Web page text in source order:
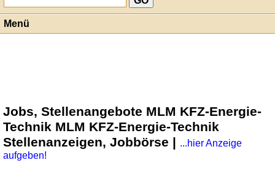
Menü
Jobs, Stellenangebote MLM KFZ-Energie-
Technik MLM KFZ-Energie-Technik
Stellenanzeigen, Jobbörse | ...hier Anzeige
aufgeben!